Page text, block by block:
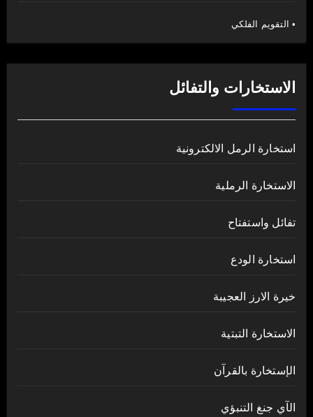
• التقويم الفلكي
الاستخارات والتفائل
استخارة الرمل الالكترونية
الاستخارة الرملية
تفائل واستفتاح
استخارة الودع
خيرة الارز العجيبة
الاستخارة التبتية
الإستخارة بالقرآن
الآي جنغ التنبؤي